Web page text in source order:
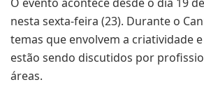
nesta sexta-feira (23). Durante o
temas que envolvem a criatividade
estão sendo discutidos por
áreas.